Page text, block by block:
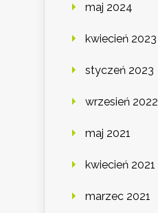
maj 2024
kwiecień 2023
styczeń 2023
wrzesień 2022
maj 2021
kwiecień 2021
marzec 2021